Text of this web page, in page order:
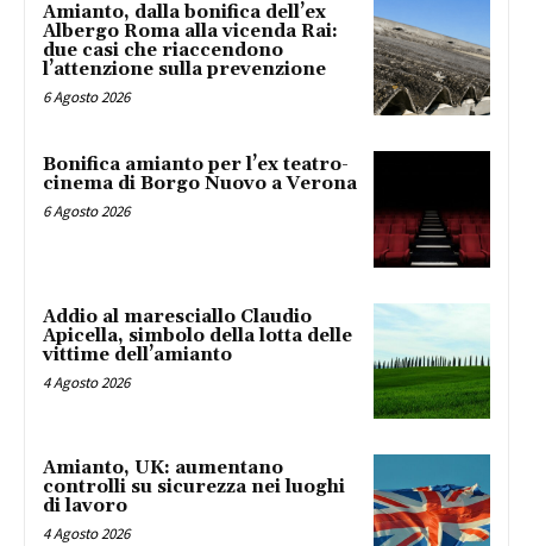
Amianto, dalla bonifica dell’ex
Albergo Roma alla vicenda Rai:
due casi che riaccendono
l’attenzione sulla prevenzione
6 Agosto 2026
Bonifica amianto per l’ex teatro-
cinema di Borgo Nuovo a Verona
6 Agosto 2026
Addio al maresciallo Claudio
Apicella, simbolo della lotta delle
vittime dell’amianto
4 Agosto 2026
Amianto, UK: aumentano
controlli su sicurezza nei luoghi
di lavoro
4 Agosto 2026